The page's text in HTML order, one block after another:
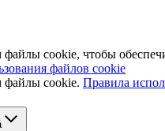
cookie, чтобы
файлов cookie
cookie. Правила